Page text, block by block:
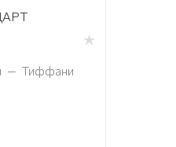
— Тиффани